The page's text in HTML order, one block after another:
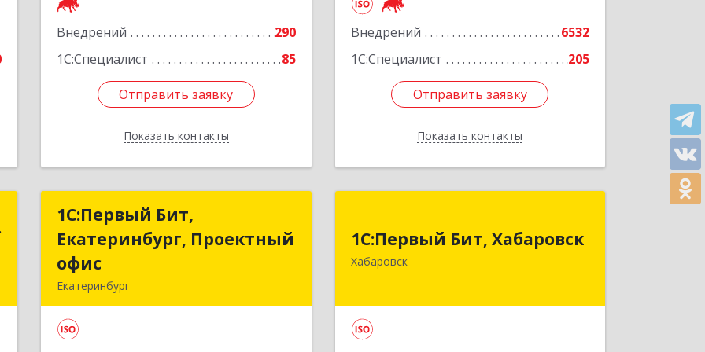
Внедрений
290
1С:Специалист
85
Отправить заявку
Показать контакты
Отправить заявку
Назад
Внедрений
6532
1С:Специалист
205
Отправить заявку
Показать контакты
Подробнее
Отправить заявку
Назад
1С:Первый Бит,
Екатеринбург, Проектный
офис
Екатеринбург
1С:Первый Бит,
Екатеринбург, Проектный
Екатеринбург г, Малышева ул, корпус
1С:Первый Бит, Хабаровск
Хабаровск
680030, Хабаровский край, Хабаровск
г, Постышева ул, дом № 22А, пом.15
Подробнее